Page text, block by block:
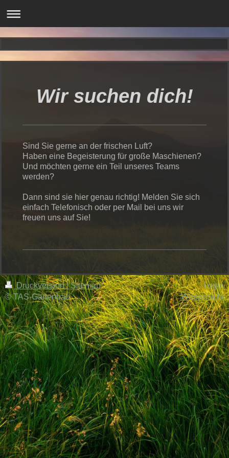
Wir suchen dich!
Sind Sie gerne an der frischen Luft?
Haben eine Begeisterung für große Maschienen?
Und möchten gerne ein Teil unseres Teams
werden?
Dann sind sie hier genau richtig! Melden Sie sich
einfach Telefonisch oder per Mail bei uns wir
freuen uns auf Sie!
Druckversion| Sitemap
© TAS-Gartenbau
Login
Webansicht